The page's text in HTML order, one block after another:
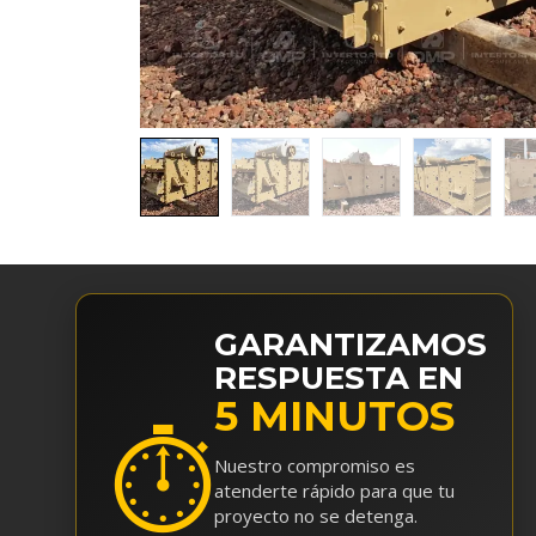
⏱
GARANTIZAMOS
RESPUESTA EN
5 MINUTOS
Nuestro compromiso es
atenderte rápido para que tu
proyecto no se detenga.